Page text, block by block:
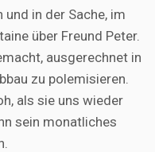
in der Sache, im
über Freund Peter.
ausgerechnet in
zu polemisieren.
als sie uns wieder
sein monatliches